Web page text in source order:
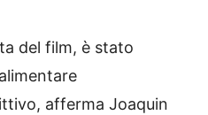
del film, è stato
afferma Joaquin